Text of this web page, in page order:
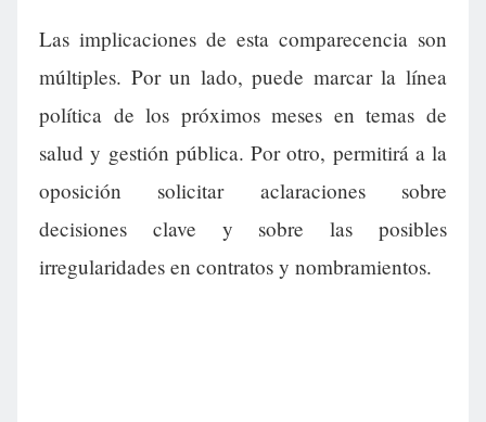
Las implicaciones de esta comparecencia son
múltiples. Por un lado, puede marcar la línea
política de los próximos meses en temas de
salud y gestión pública. Por otro, permitirá a la
oposición solicitar aclaraciones sobre
decisiones clave y sobre las posibles
irregularidades en contratos y nombramientos.